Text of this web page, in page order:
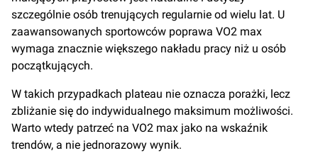
szczególnie osób trenujących regularnie od wielu lat. U
zaawansowanych sportowców poprawa VO2 max
wymaga znacznie większego nakładu pracy niż u osób
początkujących.
W takich przypadkach plateau nie oznacza porażki, lecz
zbliżanie się do indywidualnego maksimum możliwości.
Warto wtedy patrzeć na VO2 max jako na wskaźnik
trendów, a nie jednorazowy wynik.